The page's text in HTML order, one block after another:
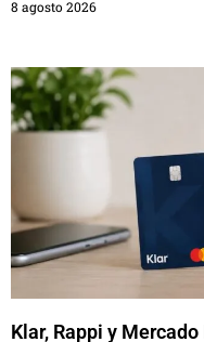
8 agosto 2026
Klar, Rappi y